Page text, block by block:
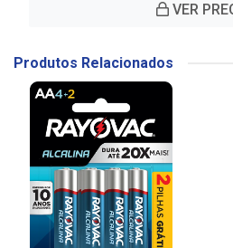
VER
Produtos Relacionados